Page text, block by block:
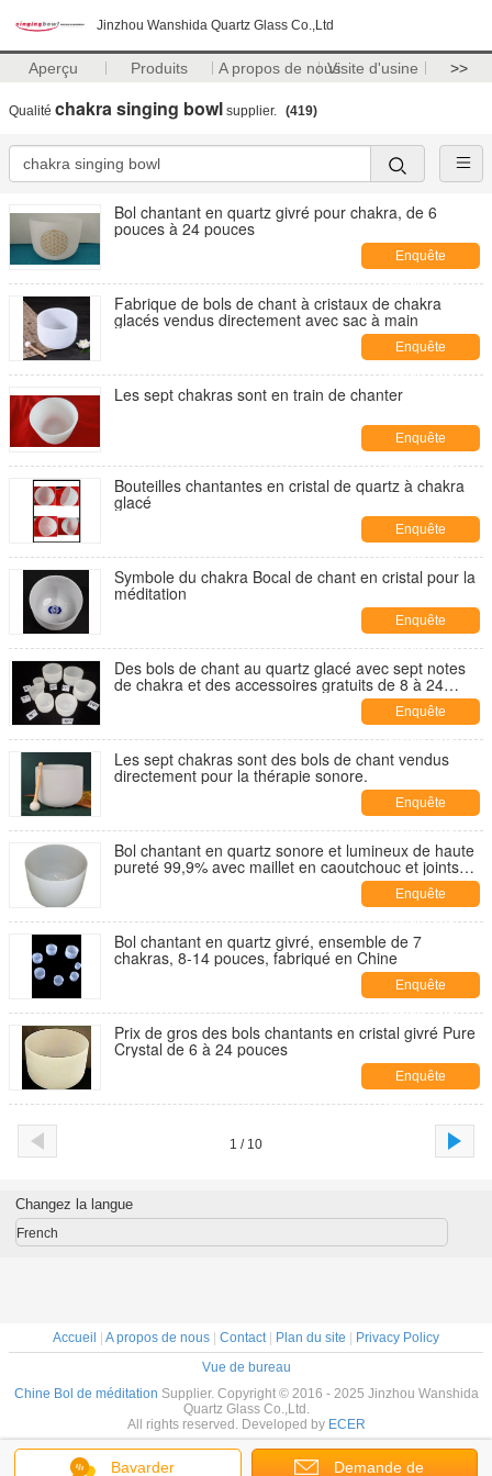
Jinzhou Wanshida Quartz Glass Co.,Ltd
Aperçu Produits A propos de nousVisite d'usine >>
Qualité chakra singing bowl supplier. (419)
Bol chantant en quartz givré pour chakra, de 6
pouces à 24 pouces
Enquête
maintenant
Fabrique de bols de chant à cristaux de chakra
glacés vendus directement avec sac à main
Enquête
maintenant
Les sept chakras sont en train de chanter
Enquête
maintenant
Bouteilles chantantes en cristal de quartz à chakra
glacé
Enquête
maintenant
Symbole du chakra Bocal de chant en cristal pour la
méditation
Enquête
maintenant
Des bols de chant au quartz glacé avec sept notes
de chakra et des accessoires gratuits de 8 à 24
Enquête
maintenant
Les sept chakras sont des bols de chant vendus
directement pour la thérapie sonore.
Enquête
maintenant
Bol chantant en quartz sonore et lumineux de haute
pureté 99,9% avec maillet en caoutchouc et joints
Enquête
maintenant
Bol chantant en quartz givré, ensemble de 7
chakras, 8-14 pouces, fabriqué en Chine
Enquête
maintenant
Prix de gros des bols chantants en cristal givré Pure
Crystal de 6 à 24 pouces
Enquête
maintenant
1 / 10
Bavarder Demande de
Changez la langue
French
Accueil A propos de nous Contact| Plan du site
Privacy Policy
Vue de bureau
Chine Bol de méditation Supplier. Copyright © 2016 - 2025 Jinzhou Wanshida
Quartz Glass Co.,Ltd.
All rights reserved. Developed by ECER